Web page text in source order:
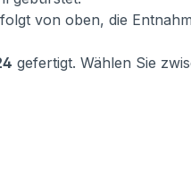
von oben, die
gefertigt. Wählen Sie